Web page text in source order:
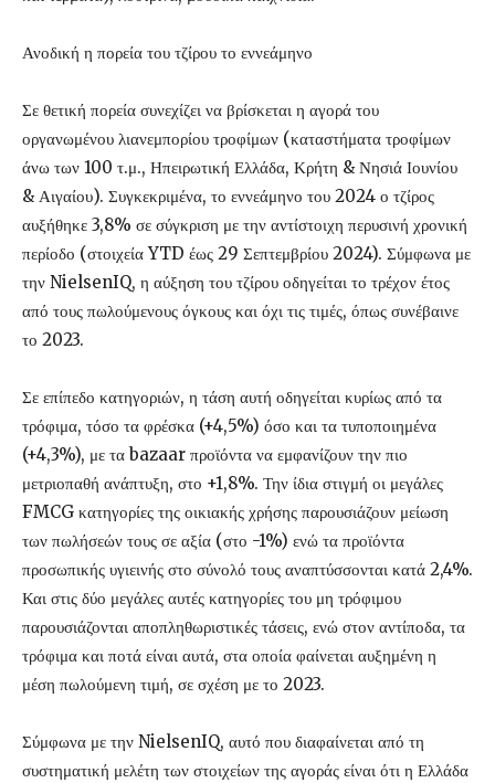
Ανοδική η πορεία του τζίρου το εννεάμηνο
Σε θετική πορεία συνεχίζει να βρίσκεται η αγορά του
οργανωμένου λιανεμπορίου τροφίμων (καταστήματα τροφίμων
άνω των 100 τ.μ., Ηπειρωτική Ελλάδα, Κρήτη & Νησιά Ιουνίου
& Αιγαίου). Συγκεκριμένα, το εννεάμηνο του 2024 ο τζίρος
αυξήθηκε 3,8% σε σύγκριση με την αντίστοιχη περυσινή χρονική
περίοδο (στοιχεία YTD έως 29 Σεπτεμβρίου 2024). Σύμφωνα με
την NielsenIQ, η αύξηση του τζίρου οδηγείται το τρέχον έτος
από τους πωλούμενους όγκους και όχι τις τιμές, όπως συνέβαινε
το 2023.
Σε επίπεδο κατηγοριών, η τάση αυτή οδηγείται κυρίως από τα
τρόφιμα, τόσο τα φρέσκα (+4,5%) όσο και τα τυποποιημένα
(+4,3%), με τα bazaar προϊόντα να εμφανίζουν την πιο
μετριοπαθή ανάπτυξη, στο +1,8%. Την ίδια στιγμή οι μεγάλες
FMCG κατηγορίες της οικιακής χρήσης παρουσιάζουν μείωση
των πωλήσεών τους σε αξία (στο -1%) ενώ τα προϊόντα
προσωπικής υγιεινής στο σύνολό τους αναπτύσσονται κατά 2,4%.
Και στις δύο μεγάλες αυτές κατηγορίες του μη τρόφιμου
παρουσιάζονται αποπληθωριστικές τάσεις, ενώ στον αντίποδα, τα
τρόφιμα και ποτά είναι αυτά, στα οποία φαίνεται αυξημένη η
μέση πωλούμενη τιμή, σε σχέση με το 2023.
Σύμφωνα με την NielsenIQ, αυτό που διαφαίνεται από τη
συστηματική μελέτη των στοιχείων της αγοράς είναι ότι η Ελλάδα